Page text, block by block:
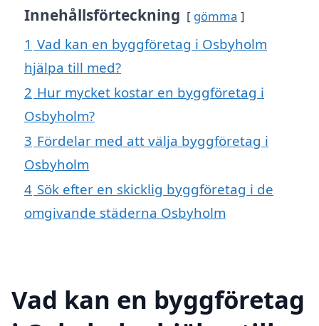
Innehållsförteckning gömma
1 Vad kan en byggföretag i Osbyholm
hjälpa till med?
2 Hur mycket kostar en byggföretag i
Osbyholm?
3 Fördelar med att välja byggföretag i
Osbyholm
4 Sök efter en skicklig byggföretag i de
omgivande städerna Osbyholm
Vad kan en byggföretag